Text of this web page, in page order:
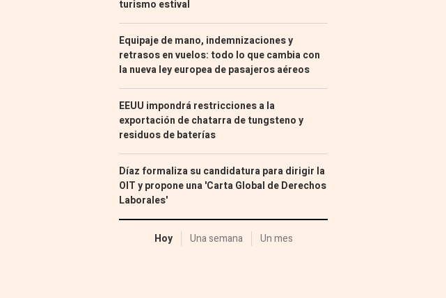
turismo estival
Equipaje de mano, indemnizaciones y
retrasos en vuelos: todo lo que cambia con
la nueva ley europea de pasajeros aéreos
EEUU impondrá restricciones a la
exportación de chatarra de tungsteno y
residuos de baterías
Díaz formaliza su candidatura para dirigir la
OIT y propone una 'Carta Global de Derechos
Laborales'
Hoy Una semana Un mes